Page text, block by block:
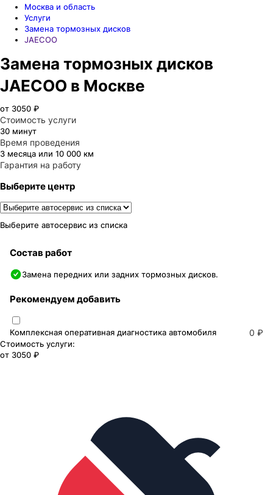
Москва и область
Услуги
Замена тормозных дисков
JAECOO
Замена тормозных дисков
JAECOO в Москве
от 3050 ₽
Стоимость услуги
30 минут
Время проведения
3 месяца или 10 000 км
Гарантия на работу
Выберите центр
Выберите автосервис из списка
Состав работ
Замена передних или задних тормозных дисков.
Рекомендуем добавить
Комплексная оперативная диагностика автомобиля 0 ₽
Стоимость услуги:
от 3050 ₽